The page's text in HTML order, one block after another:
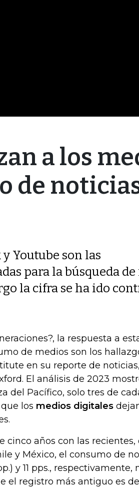
a los
de
Youtube son las
para la búsqueda de
la cifra se ha ido
la respuesta a
de medios son los
en su reporte de
El análisis de 2023
del Pacífico, solo tres de
los medios digitales
cinco años con las
y México, el consumo de
y 11 pps., respectivamente,
el registro más antiguo es de